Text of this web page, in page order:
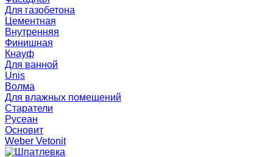
Для газобетона
Цементная
Внутренняя
Финишная
Кнауф
Для ванной
Unis
Волма
Для влажных помещений
Старатели
Русеан
Основит
Weber Vetonit